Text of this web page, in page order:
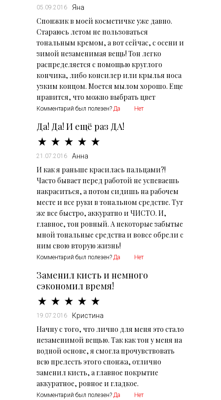
05.09.2016 Яна
Спонжик в моей косметичке уже давно.
Стараюсь летом не пользоваться
тональным кремом, а вот сейчас, с осени и
зимой незаменимая вещь! Тон легко
распределяется с помощью круглого
кончика, либо консилер или крылья носа
узким концом. Моется мылом хорошо. Еще
нравится, что можно выбрать цвет
Комментарий был полезен? Да Нет
Да! Да! И ещё раз ДА!
21.07.2016 Анна
И как я раньше красилась пальцами?!
Часто бывает перед работой не успеваешь
накраситься, а потом сидишь на рабочем
месте и все руки в тональном средстве. Тут
же все быстро, аккуратно и ЧИСТО. И,
главное, тон ровный. А некоторые забытые
мной тональные средства и вовсе обрели с
ним свою вторую жизнь!
Комментарий был полезен? Да Нет
Заменил кисть и немного
сэкономил время!
19.07.2016 Кристина
Начну с того, что лично для меня это стало
незаменимой вещью. Так как тон у меня на
водной основе, я смогла прочувствовать
всю прелесть этого спонжа, отлично
заменил кисть, а главное покрытие
аккуратное, ровное и гладкое.
Комментарий был полезен? Да Нет